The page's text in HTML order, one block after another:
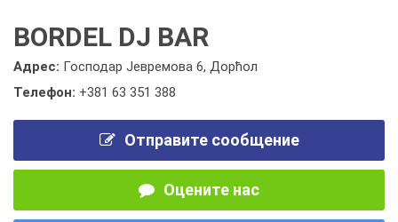
BORDEL DJ BAR
Адрес: Господар Јевремова 6, Дорћол
Телефон: +381 63 351 388
Отправите сообщение
Оцените нас